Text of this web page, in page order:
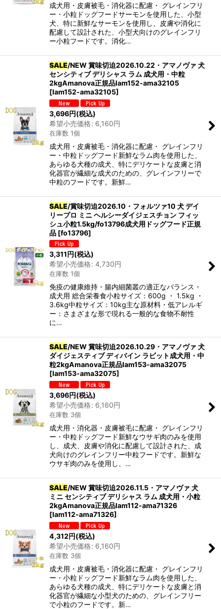
成犬用・皮膚被毛・消化器に配慮・ グレインフリ
ー・小粒ドッグフードサーモンを使用した、小型
犬、特に新鮮なサーモンを使用し、皮膚や消化に
配慮して設計された、小型犬向けのグレインフリ
ー小粒フードです。消化…
SALE/NEW 賞味切迫2026.10.22・アマノヴァ 犬
センシティブ デリシャス ラム 成犬用・中粒
2kgAmanova正規品lam152-ama32105
[lam152-ama32105]
3,696円(税込)
希望小売価格: 6,160円
在庫数 1個
成犬用・皮膚被毛・消化器に配慮・ グレインフリ
ー・中粒ドッグフード新鮮なラム肉を使用した、
あらゆる犬種の成犬、特にデリケートな皮膚と消
化器官が繊細な成犬のための、グレインフリーで
中粒のフードです。新鮮…
SALE/賞味切迫2026.10・フォルツァ10 犬 デイ
リープロ ミニ ヘルシーダイジェスチョン フィッ
シュ小粒1.5kg/fo13796成犬用ドッグフード正規
品 [fo13796]
3,311円(税込)
希望小売価格: 4,730円
在庫数 1個
免疫の健康維持・腸内細菌叢の適正なバランス・
成犬用 総合栄養食小粒サイズ：600g ・ 1.5kg ・
3.6kg中粒サイズ：10kg主な原材料・低アレルギ
ー：さまざまな形で現れる一般的な食物不耐性
に…
SALE/NEW 賞味切迫2026.10.29・アマノヴァ 犬
ダイジェスティブ ディバイン ラビット成犬用・中
粒2kgAmanova正規品lam153-ama32075
[lam153-ama32075]
3,696円(税込)
希望小売価格: 6,160円
在庫数 3個
成犬用・消化器・皮膚被毛に配慮・ グレインフリ
ー・中粒ドッグフード新鮮なウサギ肉のみを使用
し、成犬、皮膚や消化に配慮して設計された、成
犬向けのグレインフリー中粒フードです。新鮮な
ウサギ肉のみを使用し、…
SALE/NEW 賞味切迫2026.11.5・アマノヴァ 犬
ミニ センシティブ デリシャス ラム 成犬用・小粒
2kgAmanova正規品lam112-ama71326
[lam112-ama71326]
4,312円(税込)
希望小売価格: 6,160円
在庫数 3個
成犬用・皮膚被毛・消化器に配慮・ グレインフリ
ー・小粒ドッグフード新鮮なラム肉を使用した、
あらゆる犬種の成犬、特にデリケートな皮膚と消
化器官が繊細な小型犬のための、グレインフリー
で小粒のフードです。新…